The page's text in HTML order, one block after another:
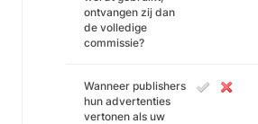
ontvangen zij dan
de volledige
commissie?
Wanneer publishers
hun advertenties
vertonen als uw